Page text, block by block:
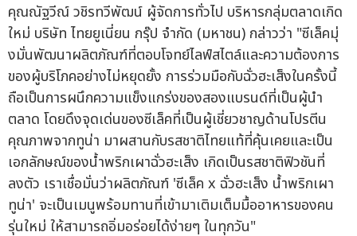
คุณณัฐวีณ์ วชิรทวีพัฒน์ ผู้จัดการทั่วไป บริหารกลุ่มตลาดเกิด
ใหม่ บริษัท ไทยยูเนี่ยน กรุ๊ป จำกัด (มหาชน) กล่าวว่า "ซีเล็คมุ่
งมั่นพัฒนาผลิตภัณฑ์ที่ตอบโจทย์ไลฟ์สไตล์และความต้องการ
ของผู้บริโภคอย่างไม่หยุดยั้ง การร่วมมือกับฉั่วฮะเส็งในครั้งนี้
ถือเป็นการผนึกความแข็งแกร่งของสองแบรนด์ที่เป็นผู้นำ
ตลาด โดยดึงจุดเด่นของซีเล็คที่เป็นผู้เชี่ยวชาญด้านโปรตีน
คุณภาพจากทูน่า มาผสานกับรสชาติไทยแท้ที่คุ้นเคยและเป็น
เอกลักษณ์ของน้ำพริกเผาฉั่วฮะเส็ง เกิดเป็นรสชาติฟิวชันที่
ลงตัว เราเชื่อมั่นว่าผลิตภัณฑ์ 'ซีเล็ค x ฉั่วฮะเส็ง น้ำพริกเผา
ทูน่า' จะเป็นเมนูพร้อมทานที่เข้ามาเติมเต็มมื้ออาหารของคน
รุ่นใหม่ ให้สามารถอิ่มอร่อยได้ง่ายๆ ในทุกวัน"